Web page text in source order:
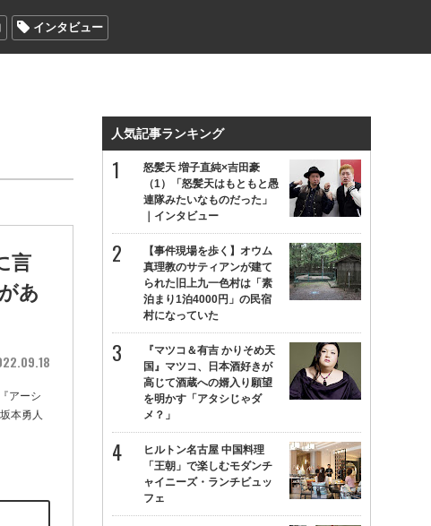
インタビュー
言
あ
アーシ
本勇人
人気記事ランキング
怒髪天 増子直純×吉田豪
（1）「怒髪天はもともと愚
連隊みたいなものだった」
｜インタビュー
【事件現場を歩く】オウム
真理教のサティアンが建て
られた旧上九一色村は「素
泊まり1泊4000円」の民宿
村になっていた
『マツコ＆有吉 かりそめ天
国』マツコ、日本酒好きが
高じて酒蔵への婿入り願望
を明かす「アタシじゃダ
メ？」
ヒルトン名古屋 中国料理
「王朝」で楽しむモダンチ
ャイニーズ・ランチビュッ
フェ